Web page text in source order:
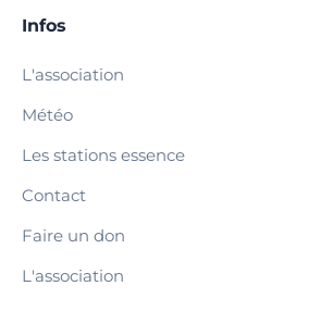
Infos
L'association
Météo
Les stations essence
Contact
Faire un don
L'association